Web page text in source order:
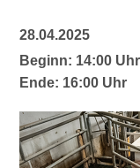
28.04.2025
Beginn: 14:00 Uhr
Ende: 16:00 Uhr